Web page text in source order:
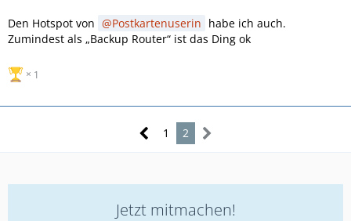
Den Hotspot von Postkartenuserin habe ich auch.
Zumindest als „Backup Router“ ist das Ding ok
1
1 2
Jetzt mitmachen!